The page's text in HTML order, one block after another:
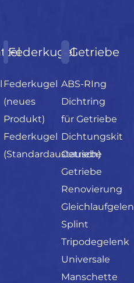
Federkugel
Federkugel
(neues
Produkt)
Federkugel
(Standardaustausch)
Getriebe
ABS-RIng
Dichtring
für Getriebe
Dichtungskit
Getriebe
Getriebe
Renovierung
Splint
Tripodegelenk
Universale
Manschette